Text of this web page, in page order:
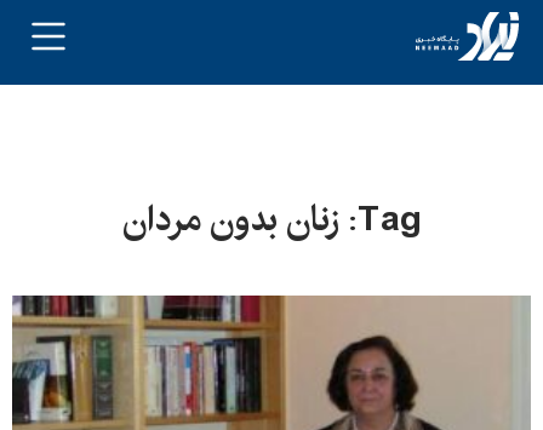
Tag: زنان بدون مردان